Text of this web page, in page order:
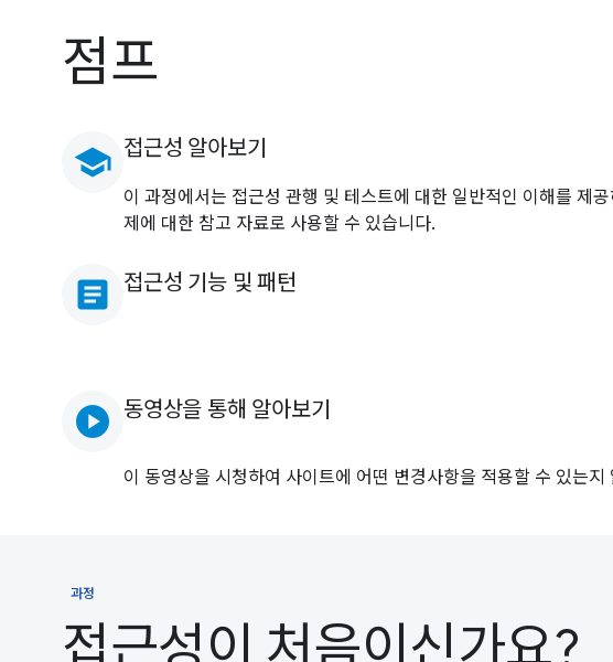
점프
school 접근성 알아보기
이 과정에서는 접근성 관행 및 테스트에 대한 일반적인 이해를 제
제에 대한 참고 자료로 사용할 수 있습니다.
article 접근성 기능 및 패턴
play_circle 동영상을 통해 알아보기
이 동영상을 시청하여 사이트에 어떤 변경사항을 적용할 수 있는지
과정
접근성이 처음이신가요?